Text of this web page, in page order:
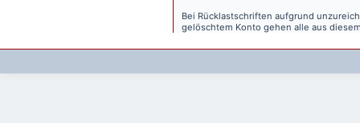
Bei Rücklastschriften aufgrund
gelöschtem Konto gehen alle aus